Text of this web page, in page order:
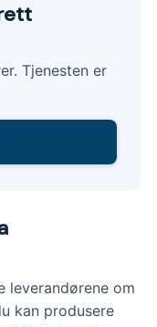
alt.
Tjenesten er
leverandørene om
kan produsere